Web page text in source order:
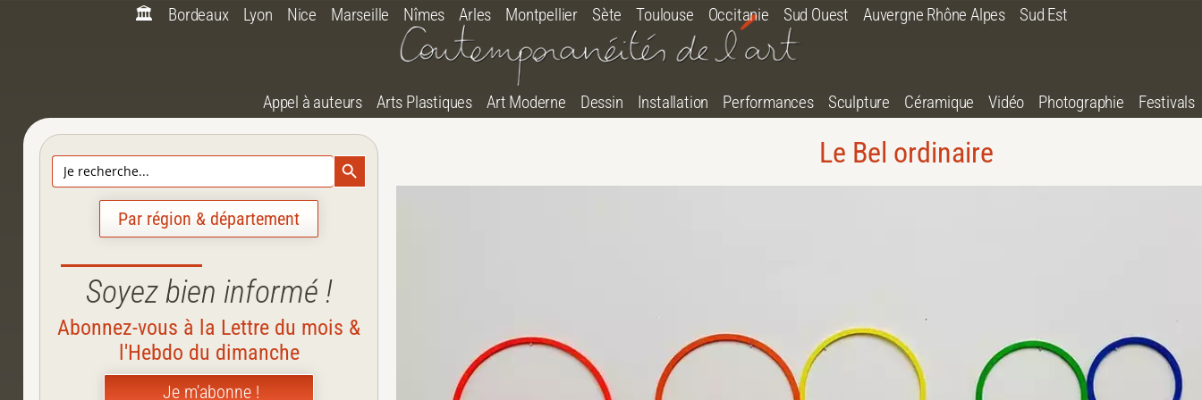
🏛️ Bordeaux Lyon Nice Marseille Nîmes Arles Montpellier Sète Toulouse Occitanie Sud Ouest Auvergne Rhône Alpes Sud Est
Appel à auteurs Arts Plastiques Art Moderne Dessin Installation Performances Sculpture Céramique Vidéo Photographie Festivals
Search
for:
Search Button
Par région & département
Soyez bien informé !
Abonnez-vous à la Lettre du mois &
l'Hebdo du dimanche
Je m'abonne !
Le Bel ordinaire